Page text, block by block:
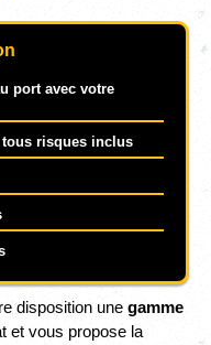
port avec votre
risques inclus
disposition une gamme
et vous propose la